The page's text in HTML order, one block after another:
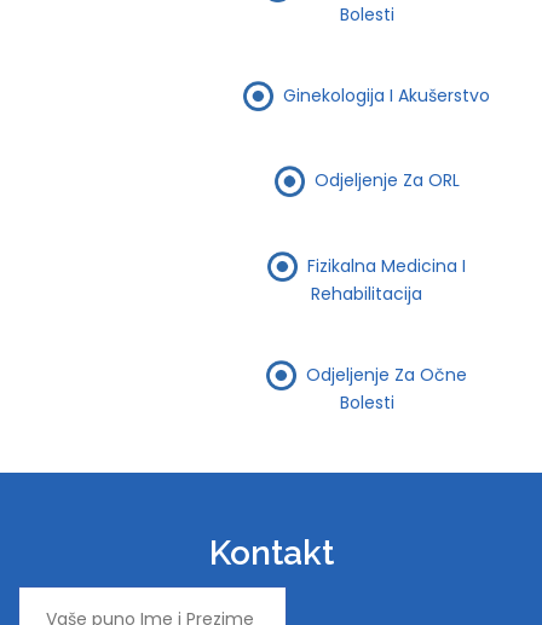
Bolesti
Ginekologija I Akušerstvo
Odjeljenje Za ORL
Fizikalna Medicina I
Rehabilitacija
Odjeljenje Za Očne
Bolesti
Kontakt